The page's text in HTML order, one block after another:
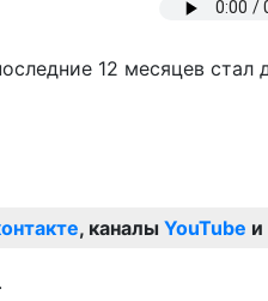
12 месяцев стал
, каналы YouTube и
.